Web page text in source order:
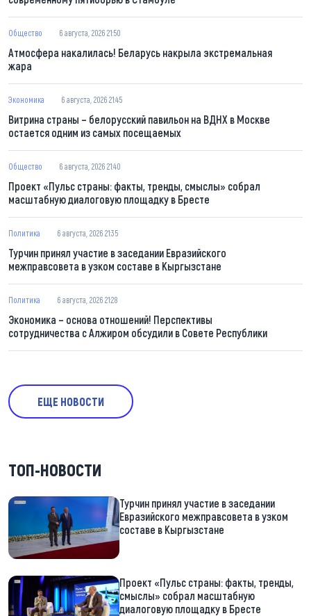
Общество 6 августа, 2026 21:50
Атмосфера накалилась! Беларусь накрыла экстремальная
жара
Экономика 6 августа, 2026 21:45
Витрина страны – белорусский павильон на ВДНХ в Москве
остается одним из самых посещаемых
Общество 6 августа, 2026 21:40
Проект «Пульс страны: факты, тренды, смыслы» собрал
масштабную диалоговую площадку в Бресте
Политика 6 августа, 2026 21:35
Турчин принял участие в заседании Евразийского
межправсовета в узком составе в Кыргызстане
Политика 6 августа, 2026 21:28
Экономика – основа отношений! Перспективы
сотрудничества с Алжиром обсудили в Совете Республики
ЕЩЕ НОВОСТИ
ТОП-НОВОСТИ
Турчин принял участие в заседании
Евразийского межправсовета в узком
составе в Кыргызстане
Проект «Пульс страны: факты, тренды,
смыслы» собрал масштабную
диалоговую площадку в Бресте